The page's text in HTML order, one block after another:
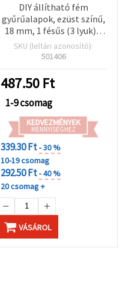
DIY állítható fém
gyűrűalapok, ezüst színű,
18 mm, 1 fésűs (3 lyuk) –
10 db
SKU (leltári azonosító):
501406
487.50 Ft
1-9 csomag
KEDVEZMÉNYEK
MENNYISÉGHEZ
339.30 Ft- 30 %
10-19 csomag
292.50 Ft- 40 %
20 csomag +
VÁSÁROL